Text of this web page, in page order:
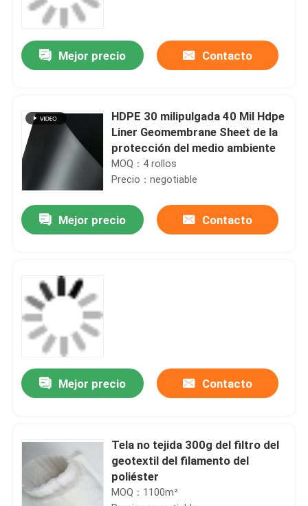
Mejor precio Contacto
HDPE 30 milipulgada 40 Mil Hdpe
Liner Geomembrane Sheet de la
protección del medio ambiente
MOQ：4 rollos
Precio：negotiable
Mejor precio Contacto
Mejor precio Contacto
Tela no tejida 300g del filtro del
geotextil del filamento del
poliéster
MOQ：1100m²